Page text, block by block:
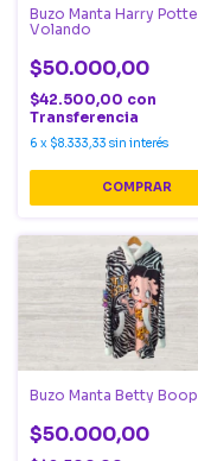
Buzo Manta Harry
Volando
$50.000,00
$42.500,00 con
Transferencia
6 x $8.333,33 sin interés
COMPRAR
Buzo Manta Betty Boop
$50.000,00